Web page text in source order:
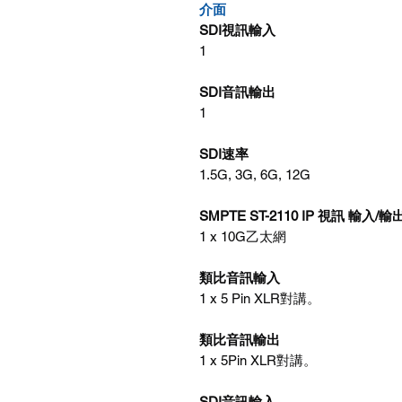
介面
SDI視訊輸入
1
SDI音訊輸出
1
SDI速率
1.5G, 3G, 6G, 12G
SMPTE ST-2110 IP 視訊 輸入/輸
1 x 10G乙太網
類比音訊輸入
1 x 5 Pin XLR對講。
類比音訊輸出
1 x 5Pin XLR對講。